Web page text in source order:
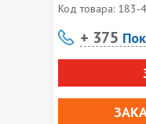
Код товара: 183-
+ 375